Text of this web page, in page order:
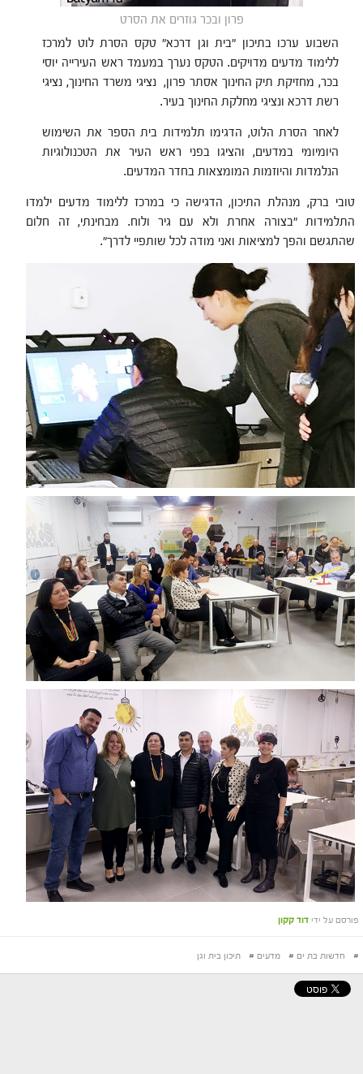
פרון ובכר גוזרים את הסרט
השבוע ערכו בתיכון "בית וגן דרכא" טקס הסרת לוט למרכז
ללימוד מדעים מדויקים. הטקס נערך במעמד ראש העירייה יוסי
בכר, מחזיקת תיק החינוך אסתר פרון, נציגי משרד החינוך, נציגי
רשת דרכא ונציגי מחלקת החינוך בעיר.
לאחר הסרת הלוט, הדגימו תלמידות בית הספר את השימוש
היומיומי במדעים, והציגו בפני ראש העיר את הטכנולוגיות
הנלמדות והיוזמות המומצאות בחדר המדעים.
טובי ברק, מנהלת התיכון, הדגישה כי במרכז ללימוד מדעים ילמדו
התלמידות "בצורה אחרת ולא עם גיר ולוח. מבחינתי, זה חלום
שהתגשם והפך למציאות ואני מודה לכל שותפיי לדרך".
פורסם על ידי דוד קקון
# חדשות בת ים # מדעים # תיכון בית וגן